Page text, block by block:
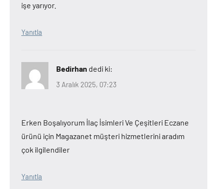
işe yarıyor.
Yanıtla
Bedirhan dedi ki:
3 Aralık 2025, 07:23
Erken Boşalıyorum İlaç İsimleri Ve Çeşitleri Eczane
ürünü için Magazanet müşteri hizmetlerini aradım
çok ilgilendiler
Yanıtla